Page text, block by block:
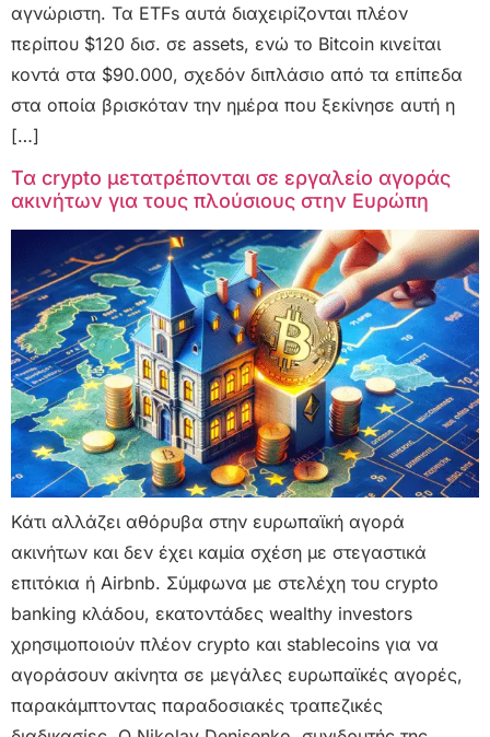
αγνώριστη. Τα ETFs αυτά διαχειρίζονται πλέον
περίπου $120 δισ. σε assets, ενώ το Bitcoin κινείται
κοντά στα $90.000, σχεδόν διπλάσιο από τα επίπεδα
στα οποία βρισκόταν την ημέρα που ξεκίνησε αυτή η
[…]
Τα crypto μετατρέπονται σε εργαλείο αγοράς
ακινήτων για τους πλούσιους στην Ευρώπη
Κάτι αλλάζει αθόρυβα στην ευρωπαϊκή αγορά
ακινήτων και δεν έχει καμία σχέση με στεγαστικά
επιτόκια ή Airbnb. Σύμφωνα με στελέχη του crypto
banking κλάδου, εκατοντάδες wealthy investors
χρησιμοποιούν πλέον crypto και stablecoins για να
αγοράσουν ακίνητα σε μεγάλες ευρωπαϊκές αγορές,
παρακάμπτοντας παραδοσιακές τραπεζικές